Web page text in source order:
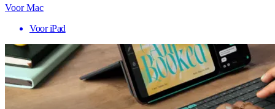
Voor Mac
Voor iPad